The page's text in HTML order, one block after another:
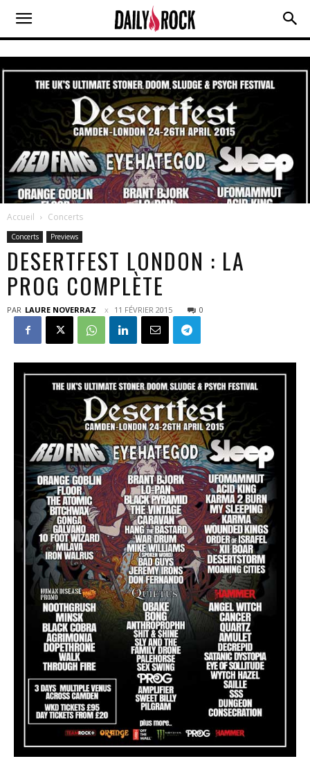
Accueil Concerts
Concerts Previews
DESERTFEST LONDON : LA
PROG COMPLÈTE
PAR LAURE NOVERRAZ 11 FÉVRIER 2015 0